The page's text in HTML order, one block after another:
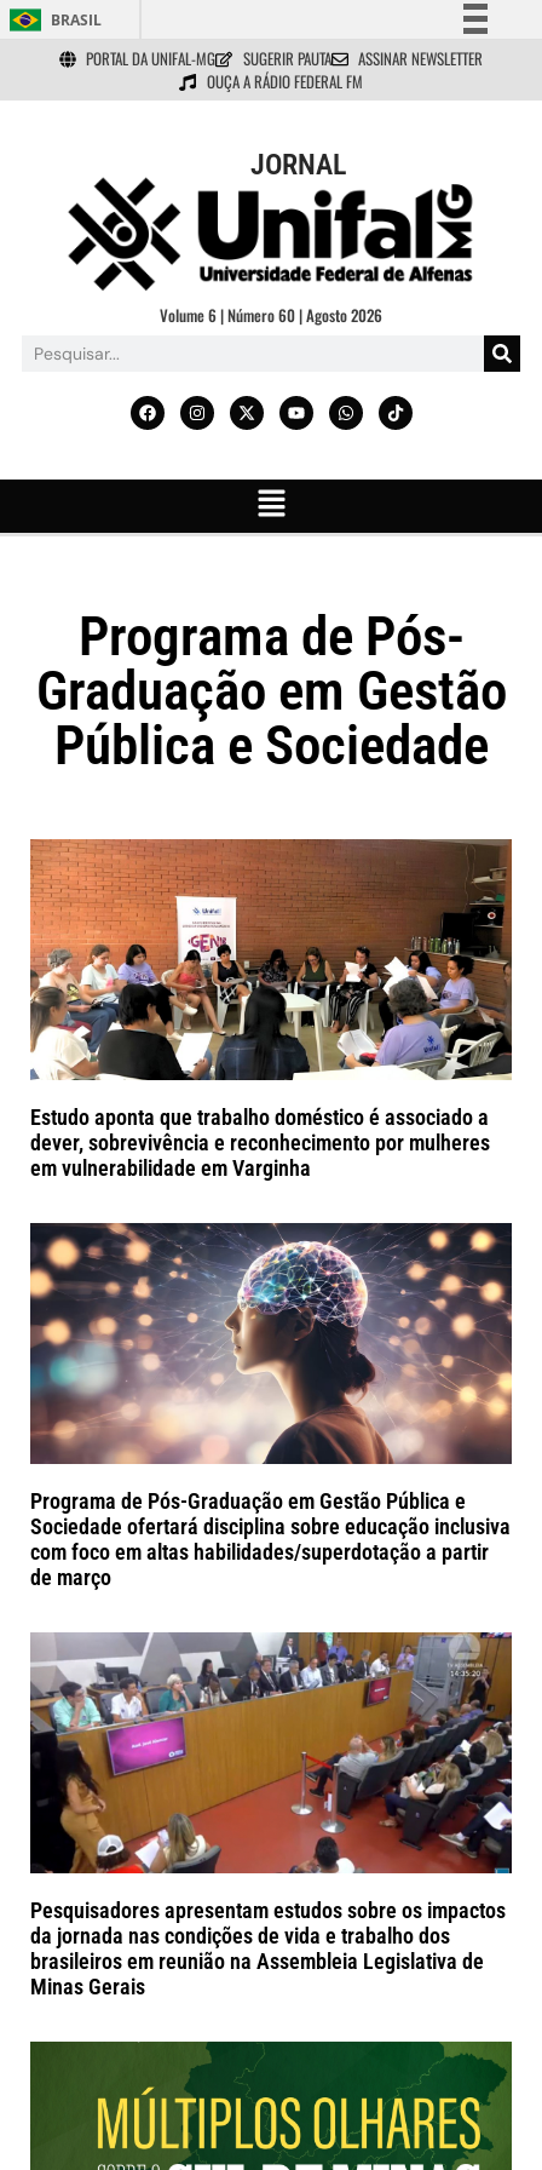
BRASIL
Simplifique!
Comunica BR
Acesso à informação
Legislação
Canais
PORTAL DA UNIFAL-MG SUGERIR PAUTA
ASSINAR NEWSLETTER
OUÇA A RÁDIO FEDERAL FM
JORNAL
Volume 6 | Número 60 | Agosto 2026
Programa de Pós-
Graduação em Gestão
Pública e Sociedade
Estudo aponta que trabalho doméstico é associado a
dever, sobrevivência e reconhecimento por mulheres
em vulnerabilidade em Varginha
Programa de Pós-Graduação em Gestão Pública e
Sociedade ofertará disciplina sobre educação inclusiva
com foco em altas habilidades/superdotação a partir
de março
Pesquisadores apresentam estudos sobre os impactos
da jornada nas condições de vida e trabalho dos
brasileiros em reunião na Assembleia Legislativa de
Minas Gerais